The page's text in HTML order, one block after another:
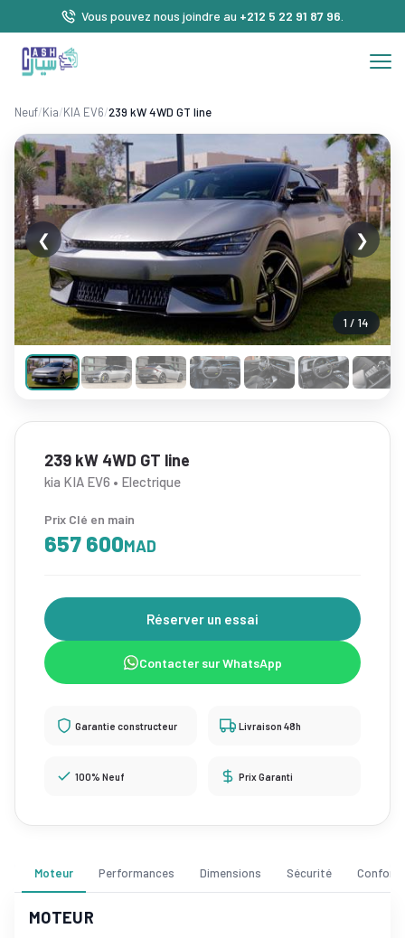
Vous pouvez nous joindre au +212 5 22 91 87 96
Neuf/Kia/KIA EV6/239 kW 4WD GT line
1 / 14
❮ ❯
239 kW 4WD GT line
kia KIA EV6 • Electrique
Prix Clé en main
657 600MAD
Réserver un essai
Contacter sur WhatsApp
Garantie constructeur Livraison 48h
100% Neuf Prix Garanti
Moteur Performances Dimensions Sécurité Confort
MOTEUR